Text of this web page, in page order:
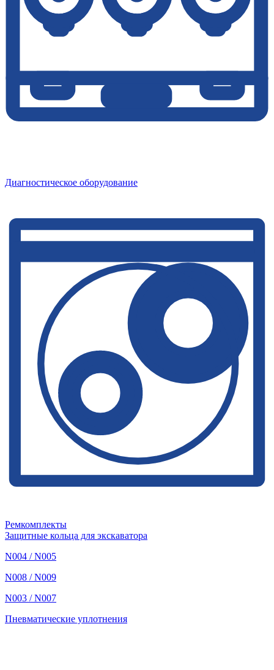
Диагностическое оборудование
Ремкомплекты
Защитные кольца для экскаватора
N004 / N005
N008 / N009
N003 / N007
Пневматические уплотнения